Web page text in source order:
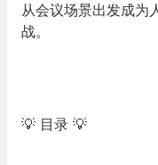
从会议场景出发成为
战。
💡 目录 💡